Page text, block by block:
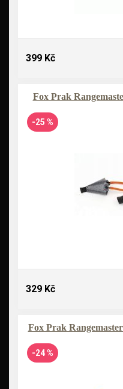
399 Kč
Fox Prak
-25 %
329 Kč
Fox Prak
-24 %